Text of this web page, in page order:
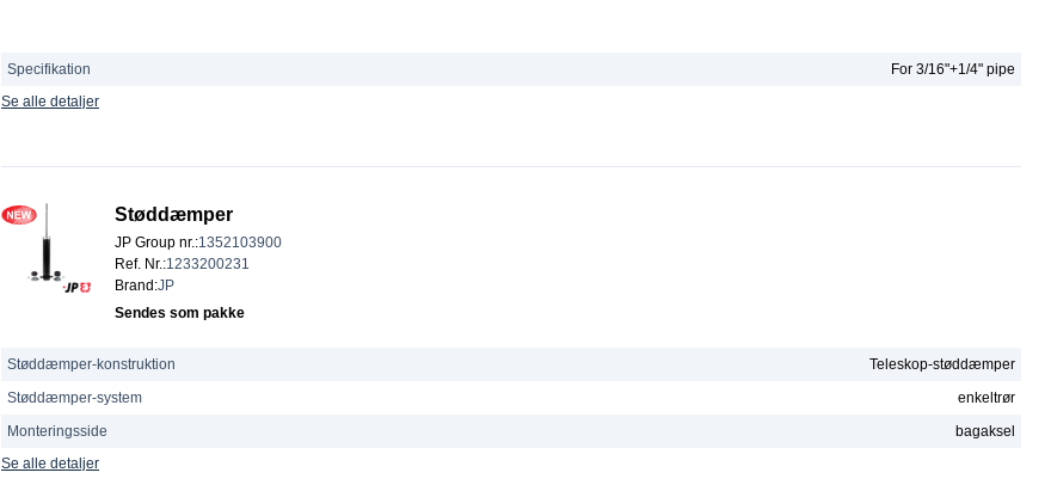
Specifikation
For 3/16"+1/4" pipe
Se alle detaljer
Støddæmper
JP Group nr.:1352103900
Ref. Nr.:1233200231
Brand :JP
Sendes som pakke
Støddæmper-konstruktion
Teleskop-støddæmper
Støddæmper-system
enkeltrør
Monteringsside
bagaksel
Se alle detaljer